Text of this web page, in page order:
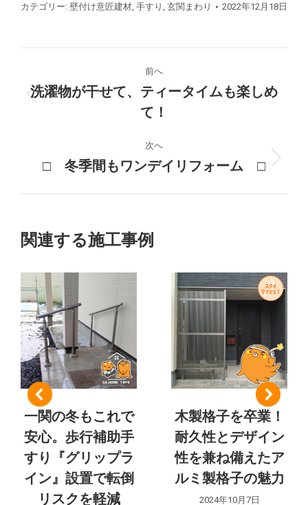
カテゴリー: 壁付け意匠建材 手すり 玄関まわり 2022年12月18日
ロ
の
ナ
ビ
ゲ
ー
シ
ョ
ン
前へ
前
の
ロ
ジ
洗濯物が干せて、ティータイムも楽しめ
て！
次へ
次
ジ
ェ
□ 冬季間もワンデイリフォーム □
関連する施工事例
一関の冬もこれで
安心。歩行補助手
すり『グリップラ
イン』設置で転倒
リスクを軽減
木製格子を卒業！
耐久性とデザイン
性を兼ね備えたア
ルミ製格子の魅力
2024年10月7日